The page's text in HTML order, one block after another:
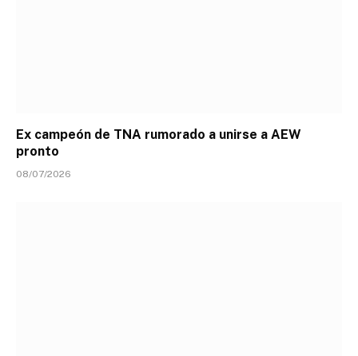
Ex campeón de TNA rumorado a unirse a AEW
pronto
08/07/2026